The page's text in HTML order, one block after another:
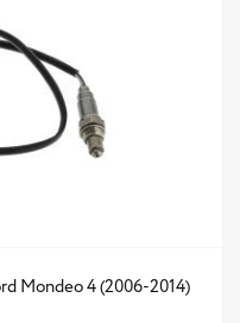
Mondeo 4 (2006-2014)